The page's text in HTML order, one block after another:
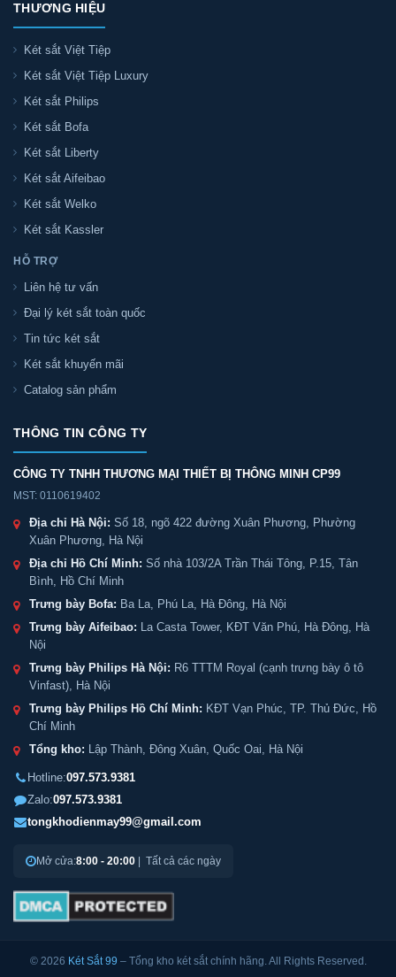
THƯƠNG HIỆU
Két sắt Việt Tiệp
Két sắt Việt Tiệp Luxury
Két sắt Philips
Két sắt Bofa
Két sắt Liberty
Két sắt Aifeibao
Két sắt Welko
Két sắt Kassler
HỖ TRỢ
Liên hệ tư vấn
Đại lý két sắt toàn quốc
Tin tức két sắt
Két sắt khuyến mãi
Catalog sản phẩm
THÔNG TIN CÔNG TY
CÔNG TY TNHH THƯƠNG MẠI THIẾT BỊ THÔNG MINH CP99
MST: 0110619402
Địa chỉ Hà Nội: Số 18, ngõ 422 đường Xuân Phương, Phường
Xuân Phương, Hà Nội
Địa chỉ Hồ Chí Minh: Số nhà 103/2A Trần Thái Tông, P.15, Tân
Bình, Hồ Chí Minh
Trưng bày Bofa: Ba La, Phú La, Hà Đông, Hà Nội
Trưng bày Aifeibao: La Casta Tower, KĐT Văn Phú, Hà Đông, Hà
Nội
Trưng bày Philips Hà Nội: R6 TTTM Royal (cạnh trưng bày ô tô
Vinfast), Hà Nội
Trưng bày Philips Hồ Chí Minh: KĐT Vạn Phúc, TP. Thủ Đức, Hồ
Chí Minh
Tổng kho: Lập Thành, Đông Xuân, Quốc Oai, Hà Nội
Hotline:097.573.9381
Zalo:097.573.9381
tongkhodienmay99@gmail.com
Mở cửa:8:00 - 20:00 | Tất cả các ngày
© 2026 Két Sắt 99 – Tổng kho két sắt chính hãng. All Rights Reserved.